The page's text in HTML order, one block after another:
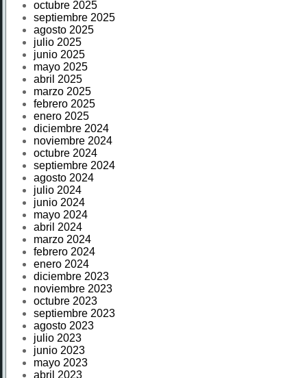
octubre 2025
septiembre 2025
agosto 2025
julio 2025
junio 2025
mayo 2025
abril 2025
marzo 2025
febrero 2025
enero 2025
diciembre 2024
noviembre 2024
octubre 2024
septiembre 2024
agosto 2024
julio 2024
junio 2024
mayo 2024
abril 2024
marzo 2024
febrero 2024
enero 2024
diciembre 2023
noviembre 2023
octubre 2023
septiembre 2023
agosto 2023
julio 2023
junio 2023
mayo 2023
abril 2023